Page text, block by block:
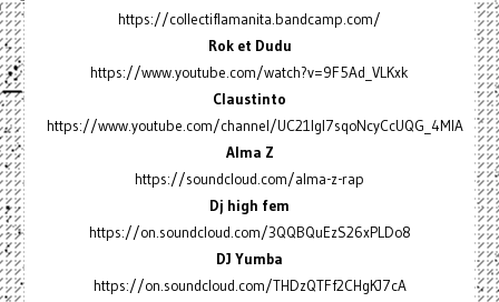
https://collectiflamanita.bandcamp.com/
Rok et Dudu
https://www.youtube.com/watch?v=9F5Ad_VLKxk
Claustinto
https://www.youtube.com/channel/UC21Igl7sqoNcyCcUQG_4MIA
Alma Z
https://soundcloud.com/alma-z-rap
Dj high fem
https://on.soundcloud.com/3QQBQuEzS26xPLDo8
DJ Yumba
https://on.soundcloud.com/THDzQTFf2CHgKJ7cA